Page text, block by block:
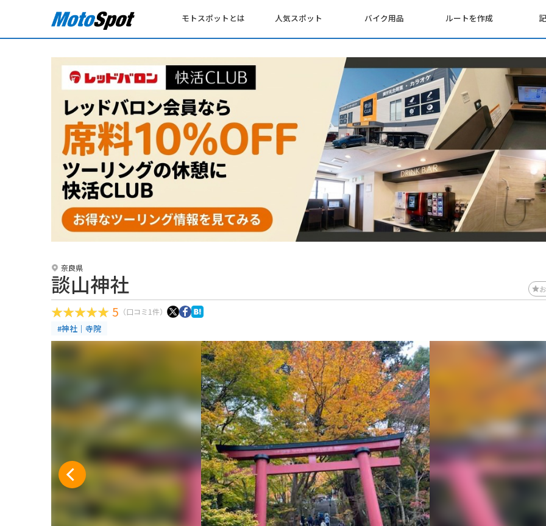
モトスポットとは 人気スポット バイク用品 ルートを作成
奈良県
談山神社
5 （口コミ1件）
#神社｜寺院